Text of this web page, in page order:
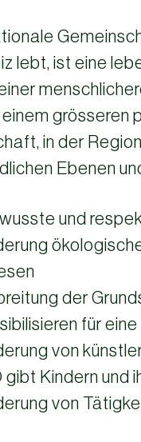
lebt, ist eine
grösseren
in der
Ebenen
und
der
für
von
gibt Kindern und
von